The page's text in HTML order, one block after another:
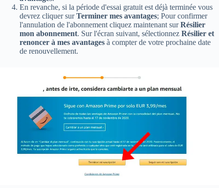
En revanche, si la période d'essai gratuit est déjà terminée vous
devrez cliquer surTerminer mes avantages; Pour confirmer
l'annulation de l'abonnement cliquez maintenant surRésilier
mon abonnement. Sur l'écran suivant, sélectionnez Résilier et
renoncer à mes avantages à compter de votre prochaine date
de renouvellement.